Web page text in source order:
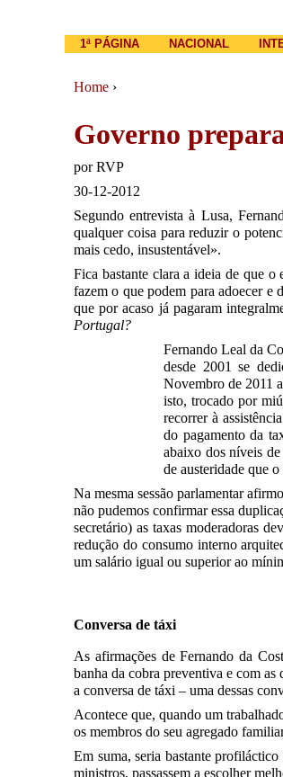
You are here
Home ›
Governo
porRVP
30-12-2012
Segundo entrevista à Lusa,
qualquer coisa para reduzir o
mais cedo, insustentável».
Fica bastante clara a ideia de que o
fazem o que podem para adoecer e
que por acaso já pagaram
Portugal?
Fernando Leal da
desde 2001 se
Novembro de 2011
isto, trocado por
recorrer à
do pagamento da
abaixo dos níveis
de austeridade que
Na mesma sessão parlamentar
não pudemos confirmar essa
secretário) as taxas moderadoras
redução do consumo interno
um salário igual ou superior ao
Conversa de táxi
As afirmações de Fernando da
banha da cobra preventiva e com
a conversa de táxi – uma dessas
Acontece que, quando um
os membros do seu agregado
Em suma, seria bastante
ministros, passassem a escolher
Main menu
1ª PÁGINA NACIONAL